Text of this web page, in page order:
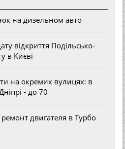
на дизельном авто
відкриття Подільсько-
в Києві
на окремих вулицях: в
- до 70
двигателя в Турбо